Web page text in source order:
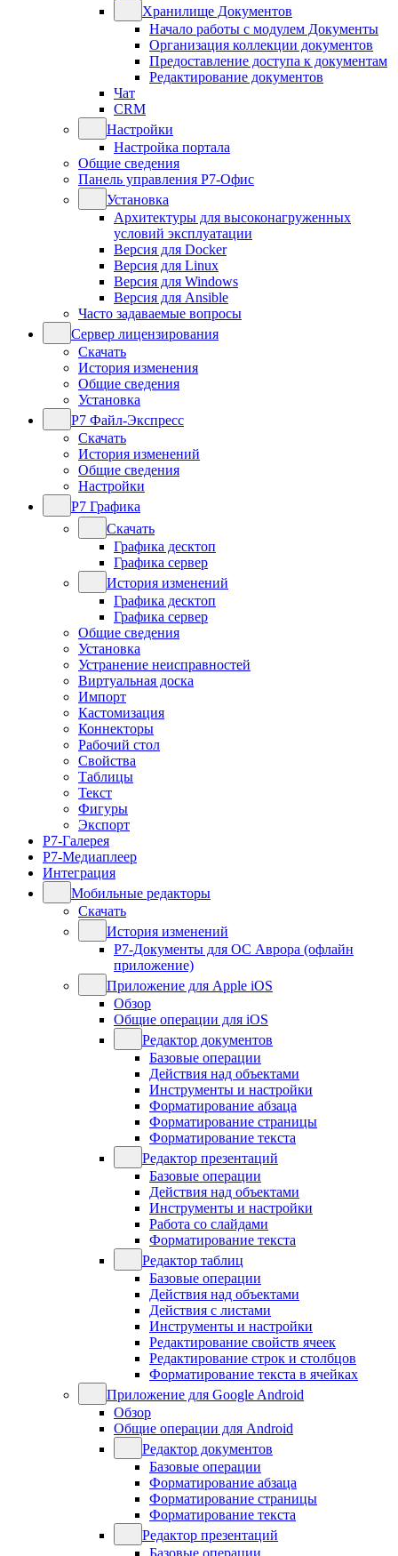
Хранилище Документов
Начало работы с модулем Документы
Организация коллекции документов
Предоставление доступа к документам
Редактирование документов
Чат
CRM
Настройки
Настройка портала
Общие сведения
Панель управления Р7-Офис
Установка
Архитектуры для высоконагруженных
условий эксплуатации
Версия для Docker
Версия для Linux
Версия для Windows
Версия для Ansible
Часто задаваемые вопросы
Сервер лицензирования
Скачать
История изменения
Общие сведения
Установка
Р7 Файл-Экспресс
Скачать
История изменений
Общие сведения
Настройки
Р7 Графика
Скачать
Графика десктоп
Графика сервер
История изменений
Графика десктоп
Графика сервер
Общие сведения
Установка
Устранение неисправностей
Виртуальная доска
Импорт
Кастомизация
Коннекторы
Рабочий стол
Свойства
Таблицы
Текст
Фигуры
Экспорт
Р7-Галерея
Р7-Медиаплеер
Интеграция
Мобильные редакторы
Скачать
История изменений
Р7-Документы для ОС Аврора (офлайн
приложение)
Приложение для Apple iOS
Обзор
Общие операции для iOS
Редактор документов
Базовые операции
Действия над объектами
Инструменты и настройки
Форматирование абзаца
Форматирование страницы
Форматирование текста
Редактор презентаций
Базовые операции
Действия над объектами
Инструменты и настройки
Работа со слайдами
Форматирование текста
Редактор таблиц
Базовые операции
Действия над объектами
Действия с листами
Инструменты и настройки
Редактирование свойств ячеек
Редактирование строк и столбцов
Форматирование текста в ячейках
Приложение для Google Android
Обзор
Общие операции для Android
Редактор документов
Базовые операции
Форматирование абзаца
Форматирование страницы
Форматирование текста
Редактор презентаций
Базовые операции